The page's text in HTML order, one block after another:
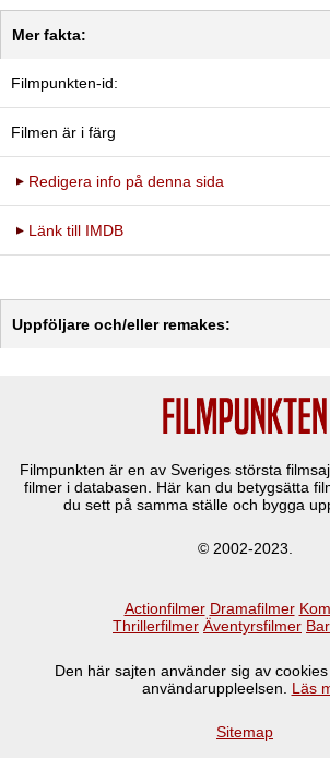
Mer fakta:
Filmpunkten-id:
Filmen är i färg
Redigera info på denna sida
Länk till IMDB
Uppföljare och/eller remakes:
Filmpunkten är en av Sveriges största
filmer i databasen. Här kan du betygsätta
du sett på samma ställe och bygga
© 2002-2023.
Actionfilmer Dramafilmer
Thrillerfilmer Äventyrsfilmer
Den här sajten använder sig av
användaruppleelsen. Läs
Sitemap